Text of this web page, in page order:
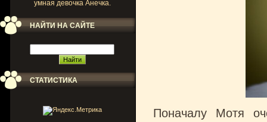
умная девочка Анечка.
НАЙТИ НА САЙТЕ
СТАТИСТИКА
Поначалу Мотя